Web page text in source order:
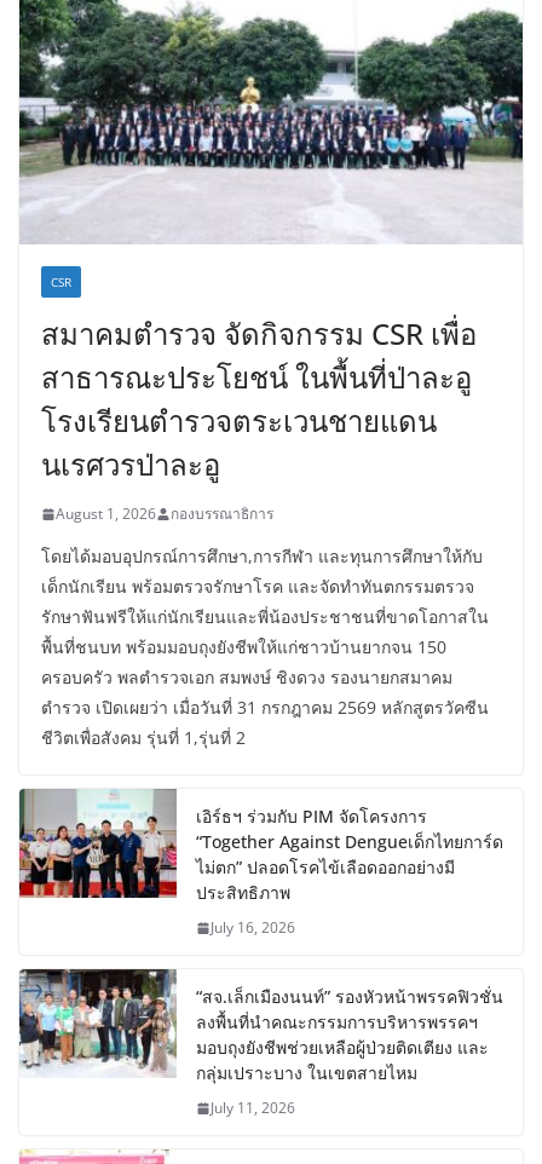
CSR
สมาคมตำรวจ จัดกิจกรรม CSR เพื่อ
สาธารณะประโยชน์ ในพื้นที่ป่าละอู
โรงเรียนตำรวจตระเวนชายแดน
นเรศวรป่าละอู
August 1, 2026 กองบรรณาธิการ
โดยได้มอบอุปกรณ์การศึกษา,การกีฬา และทุนการศึกษาให้กับ
เด็กนักเรียน พร้อมตรวจรักษาโรค และจัดทำทันตกรรมตรวจ
รักษาฟันฟรีให้แก่นักเรียนและพี่น้องประชาชนที่ขาดโอกาสใน
พื้นที่ชนบท พร้อมมอบถุงยังชีพให้แก่ชาวบ้านยากจน 150
ครอบครัว พลตำรวจเอก สมพงษ์ ชิงดวง รองนายกสมาคม
ตำรวจ เปิดเผยว่า เมื่อวันที่ 31 กรกฎาคม 2569 หลักสูตรวัคซีน
ชีวิตเพื่อสังคม รุ่นที่ 1,รุ่นที่ 2
เอิร์ธฯ ร่วมกับ PIM จัดโครงการ
“Together Against Dengueเด็กไทยการ์ด
ไม่ตก” ปลอดโรคไข้เลือดออกอย่างมี
ประสิทธิภาพ
July 16, 2026
“สจ.เล็กเมืองนนท์” รองหัวหน้าพรรคฟิวชั่น
ลงพื้นที่นำคณะกรรมการบริหารพรรคฯ
มอบถุงยังชีพช่วยเหลือผู้ป่วยติดเตียง และ
กลุ่มเปราะบาง ในเขตสายไหม
July 11, 2026